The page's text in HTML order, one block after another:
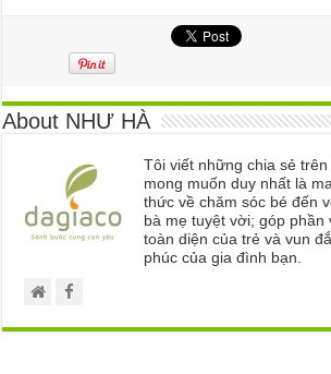
About NHƯ HÀ
Tôi viết những chia sẻ
mong muốn duy nhất là
thức về chăm sóc bé đến
bà mẹ tuyệt vời; góp phần
toàn diện của trẻ và vun
phúc của gia đình bạn.